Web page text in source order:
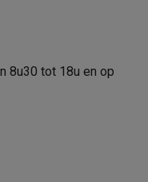
8u30 tot 18u en op